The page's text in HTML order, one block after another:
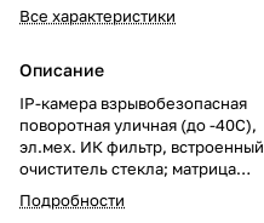
Все характеристики
Описание
IP-камера взрывобезопасная
поворотная уличная (до -40С),
эл.мех. ИК фильтр, встроенный
очиститель стекла; матрица
1/2.8" CMOS, 2Мпикс 1920x1080,
60 кадр/сек.; 0,3/0.03лк, доп.
Подробности